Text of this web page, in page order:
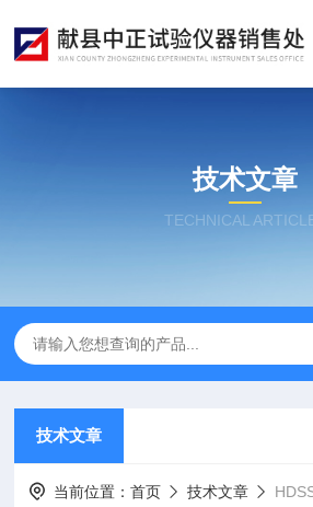
技术文章
TECHNICAL
技术文章
当前位置：首页 技术文章 HDSS-